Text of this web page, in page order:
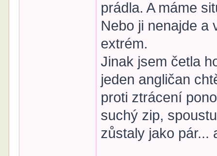
prádla. A máme
Nebo ji nenajde a
extrém.
Jinak jsem četla
jeden angličan
proti ztrácení
suchý zip,
zůstaly jako pár...